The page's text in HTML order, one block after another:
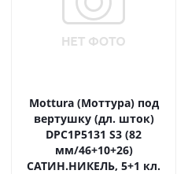
Mottura (Моттура) под
вертушку (дл. шток)
DPC1P5131 S3 (82
мм/46+10+26)
САТИН.НИКЕЛЬ, 5+1 кл.